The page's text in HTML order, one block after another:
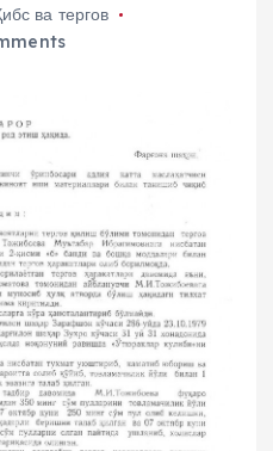
ва тергов